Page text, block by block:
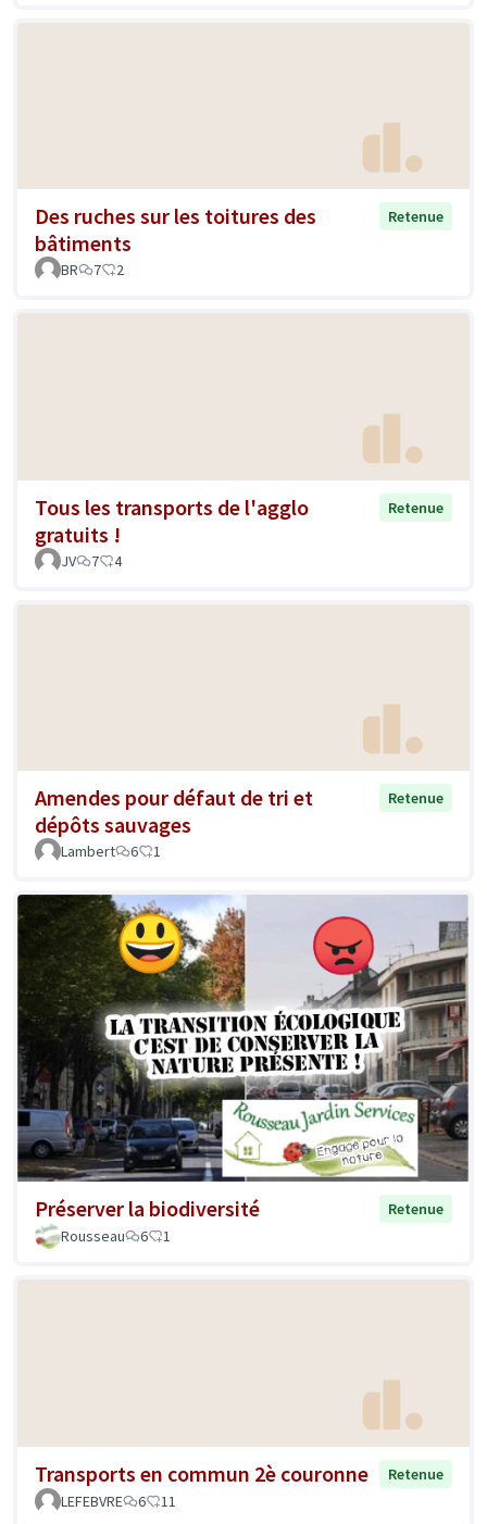
Des ruches sur les toitures des
bâtiments
Retenue
BR 7 2
Tous les transports de l'agglo
gratuits !
Retenue
JV 7 4
Amendes pour défaut de tri et
dépôts sauvages
Retenue
Lambert 6 1
Préserver la biodiversité
Retenue
Rousseau
6 1
Transports en commun 2è couronne
Retenue
LEFEBVRE
6 11